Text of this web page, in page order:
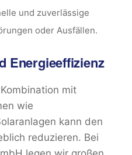
und zuverlässige
oder Ausfällen.
Energieeffizienz
mit
wie
kann den
reduzieren. Bei